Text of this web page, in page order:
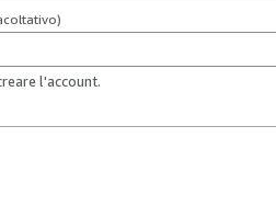
l'account.